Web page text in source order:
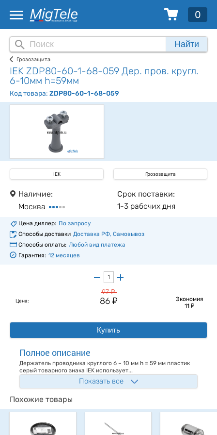
0
Найти
Грозозащита
IEK ZDP80-60-1-68-059 Дер. пров. кругл.
6-10мм h=59мм
Код товара: ZDP80-60-1-68-059
IEK Грозозащита
Наличие:
Москва
Срок поставки:
1-3 рабочих дня
Цена диллер: По запросу
Способы доставки Доставка РФ, Самовывоз
Способы оплаты: Любой вид платежа
Гарантия: 12 месяцев
Цена:
97у
86 у
Экономия
11у
Купить
Полное описание
Держатель проводника круглого 6 – 10 мм h = 59 мм пластик
серый товарного знака IEK использует...
Показать все
Похожие товары